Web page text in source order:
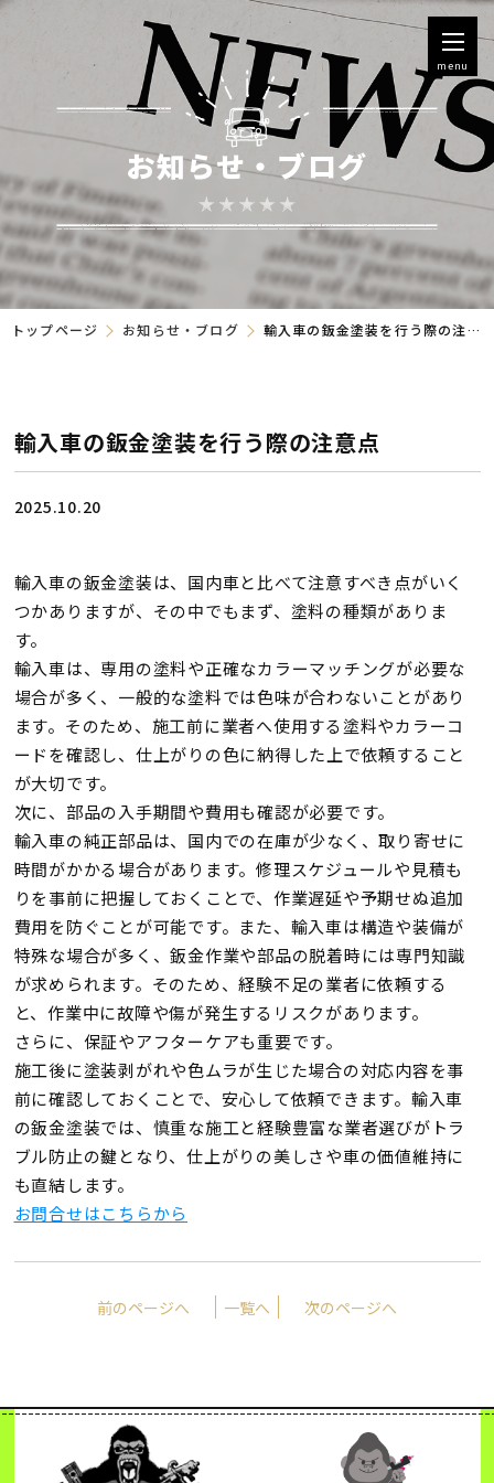
menu
お知らせ・ブログ
トップページ お知らせ・ブログ 輸入車の鈑金塗装を行う際の注意点
輸入車の鈑金塗装を行う際の注意点
2025.10.20
輸入車の鈑金塗装は、国内車と比べて注意すべき点がいく
つかありますが、その中でもまず、 塗料の種類がありま
す。
輸入車は、専用の塗料や正確なカラーマッチングが必要な
場合が多く、一般的な塗料では色味が合わないことがあり
ます。そのため、施工前に業者へ使用する塗料やカラーコ
ードを確認し、仕上がりの色に納得した上で依頼すること
が大切です。
次に、 部品の入手期間や費用も確認が必要です。
輸入車の純正部品は、国内での在庫が少なく、取り寄せに
時間がかかる場合があります。修理スケジュールや見積も
りを事前に把握しておくことで、作業遅延や予期せぬ追加
費用を防ぐことが可能です。また、輸入車は構造や装備が
特殊な場合が多く、鈑金作業や部品の脱着時には専門知識
が求められます。そのため、経験不足の業者に依頼する
と、作業中に故障や傷が発生するリスクがあります。
さらに、 保証やアフターケアも重要です。
施工後に塗装剥がれや色ムラが生じた場合の対応内容を事
前に確認しておくことで、安心して依頼できます。輸入車
の鈑金塗装では、慎重な施工と経験豊富な業者選びがトラ
ブル防止の鍵となり、仕上がりの美しさや車の価値維持に
も直結します。
お問合せはこちらから
前のページへ 一覧へ 次のページへ